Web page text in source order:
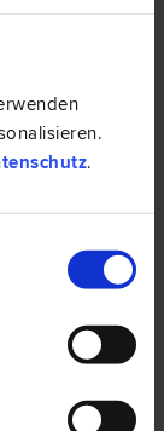
.
Graz
| Patent­recht